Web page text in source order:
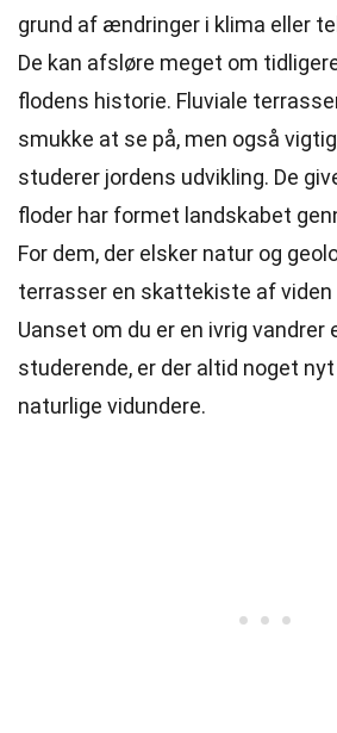
grund af ændringer i klima eller
De kan afsløre meget om
flodens historie. Fluviale
smukke at se på, men også
studerer jordens udvikling. De
floder har formet landskabet
For dem, der elsker natur og
terrasser en skattekiste af viden
Uanset om du er en ivrig vandrer
studerende, er der altid noget
naturlige vidundere.